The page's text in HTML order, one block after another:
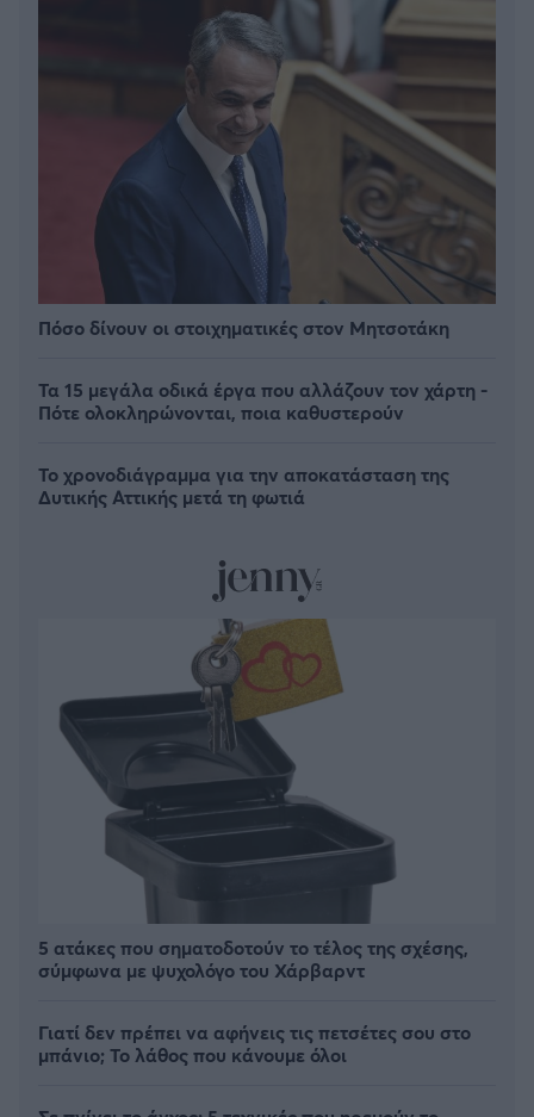
Πόσο δίνουν οι στοιχηματικές στον Μητσοτάκη
Τα 15 μεγάλα οδικά έργα που αλλάζουν τον χάρτη -
Πότε ολοκληρώνονται, ποια καθυστερούν
Το χρονοδιάγραμμα για την αποκατάσταση της
Δυτικής Αττικής μετά τη φωτιά
5 ατάκες που σηματοδοτούν το τέλος της σχέσης,
σύμφωνα με ψυχολόγο του Χάρβαρντ
Γιατί δεν πρέπει να αφήνεις τις πετσέτες σου στο
μπάνιο; Το λάθος που κάνουμε όλοι